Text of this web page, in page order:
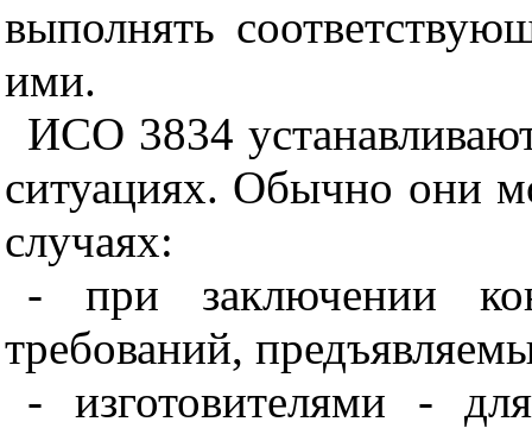
выполнять
ими.
ИСО 3834
ситуациях. Обычно они
случаях:
- при заключении
требований,
- изготовителями -